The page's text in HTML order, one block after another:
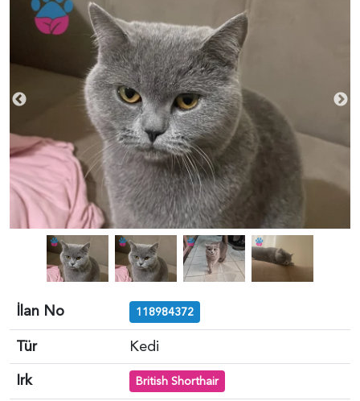
İlan No 118984372
Tür
Kedi
Irk
British Shorthair